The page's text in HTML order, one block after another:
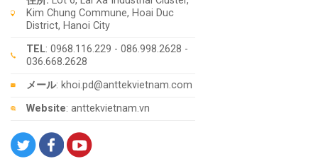
Kim Chung Commune, Hoai Duc
District, Hanoi City
TEL: 0968.116.229 - 086.998.2628 -
036.668.2628
メール: khoi.pd@anttekvietnam.com
Website: anttekvietnam.vn